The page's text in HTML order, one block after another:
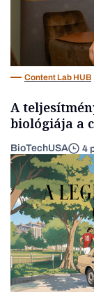
Content Lab HUB
A
biológiája a
BioTechUSA 4